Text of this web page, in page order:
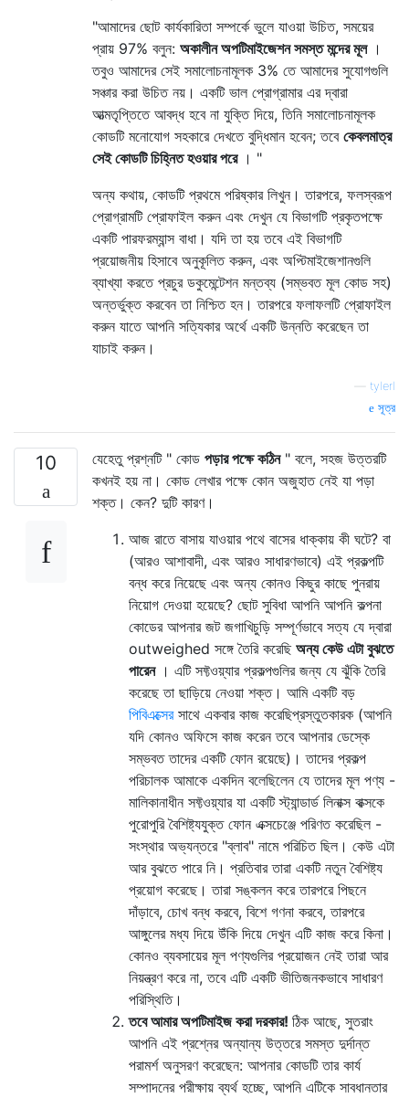
"আমাদের ছোট কার্যকারিতা সম্পর্কে ভুলে যাওয়া উচিত, সময়ের
প্রায় 97% বলুন: অকালীন অপটিমাইজেশন সমস্ত মন্দের মূল।
তবুও আমাদের সেই সমালোচনামূলক 3% তে আমাদের সুযোগগুলি
সঞ্চার করা উচিত নয়। একটি ভাল প্রোগ্রামার এর দ্বারা
আত্মতৃপ্তিতে আবদ্ধ হবে না যুক্তি দিয়ে, তিনি সমালোচনামূলক
কোডটি মনোযোগ সহকারে দেখতে বুদ্ধিমান হবেন; তবে কেবলমাত্র
সেই কোডটি চিহ্নিত হওয়ার পরে। "
অন্য কথায়, কোডটি প্রথমে পরিষ্কার লিখুন। তারপরে, ফলস্বরূপ
প্রোগ্রামটি প্রোফাইল করুন এবং দেখুন যে বিভাগটি প্রকৃতপক্ষে
একটি পারফরম্যান্স বাধা। যদি তা হয় তবে এই বিভাগটি
প্রয়োজনীয় হিসাবে অনুকূলিত করুন, এবং অপ্টিমাইজেশানগুলি
ব্যাখ্যা করতে প্রচুর ডকুমেন্টেশন মন্তব্য (সম্ভবত মূল কোড সহ)
অন্তর্ভুক্ত করবেন তা নিশ্চিত হন। তারপরে ফলাফলটি প্রোফাইল
করুন যাতে আপনি সত্যিকার অর্থে একটি উন্নতি করেছেন তা
যাচাই করুন।
tylerl
সূত্র
10 যেহেতু প্রশ্নটি " কোড পড়ার পক্ষে কঠিন" বলে, সহজ উত্তরটি
কখনই হয় না। কোড লেখার পক্ষে কোন অজুহাত নেই যা পড়া
শক্ত। কেন? দুটি কারণ।
আজ রাতে বাসায় যাওয়ার পথে বাসের ধাক্কায় কী ঘটে? বা
(আরও আশাবাদী, এবং আরও সাধারণভাবে) এই প্রকল্পটি
বন্ধ করে নিয়েছে এবং অন্য কোনও কিছুর কাছে পুনরায়
নিয়োগ দেওয়া হয়েছে? ছোট সুবিধা আপনি আপনি কল্পনা
কোডের আপনার জট জগাখিচুড়ি সম্পূর্ণভাবে সত্য যে দ্বারা
outweighed সঙ্গে তৈরি করেছি অন্য কেউ এটা বুঝতে
পারেন। এটি সফ্টওয়্যার প্রকল্পগুলির জন্য যে ঝুঁকি তৈরি
করেছে তা ছাড়িয়ে নেওয়া শক্ত। আমি একটি বড়
পিবিএক্সেরসাথে একবার কাজ করেছিপ্রস্তুতকারক (আপনি
যদি কোনও অফিসে কাজ করেন তবে আপনার ডেস্কে
সম্ভবত তাদের একটি ফোন রয়েছে)। তাদের প্রকল্প
পরিচালক আমাকে একদিন বলেছিলেন যে তাদের মূল পণ্য -
মালিকানাধীন সফ্টওয়্যার যা একটি স্ট্যান্ডার্ড লিনাক্স বাক্সকে
পুরোপুরি বৈশিষ্ট্যযুক্ত ফোন এক্সচেঞ্জে পরিণত করেছিল -
সংস্থার অভ্যন্তরে "ব্লাব" নামে পরিচিত ছিল। কেউ এটা
আর বুঝতে পারে নি। প্রতিবার তারা একটি নতুন বৈশিষ্ট্য
প্রয়োগ করেছে। তারা সঙ্কলন করে তারপরে পিছনে
দাঁড়াবে, চোখ বন্ধ করবে, বিশে গণনা করবে, তারপরে
আঙ্গুলের মধ্য দিয়ে উঁকি দিয়ে দেখুন এটি কাজ করে কিনা।
কোনও ব্যবসায়ের মূল পণ্যগুলির প্রয়োজন নেই তারা আর
নিয়ন্ত্রণ করে না, তবে এটি একটি ভীতিজনকভাবে সাধারণ
পরিস্থিতি।
তবে আমার অপটিমাইজ করা দরকার! ঠিক আছে, সুতরাং
আপনি এই প্রশ্নের অন্যান্য উত্তরে সমস্ত দুর্দান্ত
পরামর্শ অনুসরণ করেছেন: আপনার কোডটি তার কার্য
সম্পাদনের পরীক্ষায় ব্যর্থ হচ্ছে, আপনি এটিকে সাবধানতার